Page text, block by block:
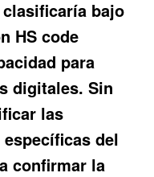
bajo
HS code
para
digitales. Sin
las
del
confirmar la